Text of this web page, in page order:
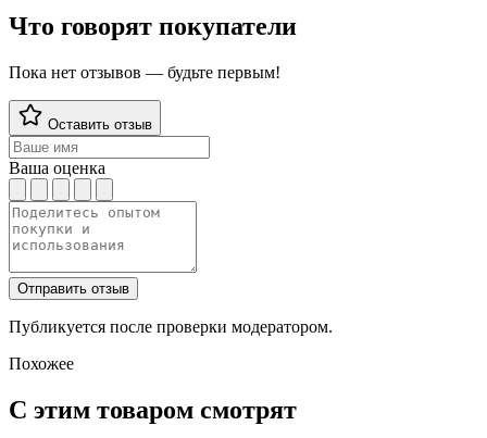
Что говорят покупатели
Пока нет отзывов — будьте первым!
Оставить отзыв
Ваша оценка
Отправить отзыв
Публикуется после проверки модератором.
Похожее
С этим товаром смотрят